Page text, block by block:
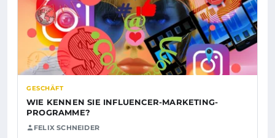
GESCHÄFT
WIE KENNEN SIE INFLUENCER-MARKETING-
PROGRAMME?
FELIX SCHNEIDER